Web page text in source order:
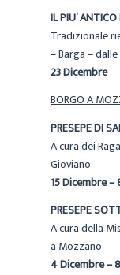
IL PIU’
Tradizionale
– Barga –
23 Dicembre
BORGO A
PRESEPE DI
A cura dei
Gioviano
15 Dicembre –
PRESEPE
A cura della
a Mozzano
4 Dicembre –